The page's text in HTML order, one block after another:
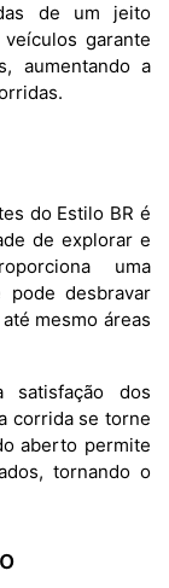
de um jeito
garante
aumentando a
do Estilo BR é
de explorar e
uma
pode desbravar
mesmo áreas
satisfação dos
corrida se torne
aberto permite
tornando o